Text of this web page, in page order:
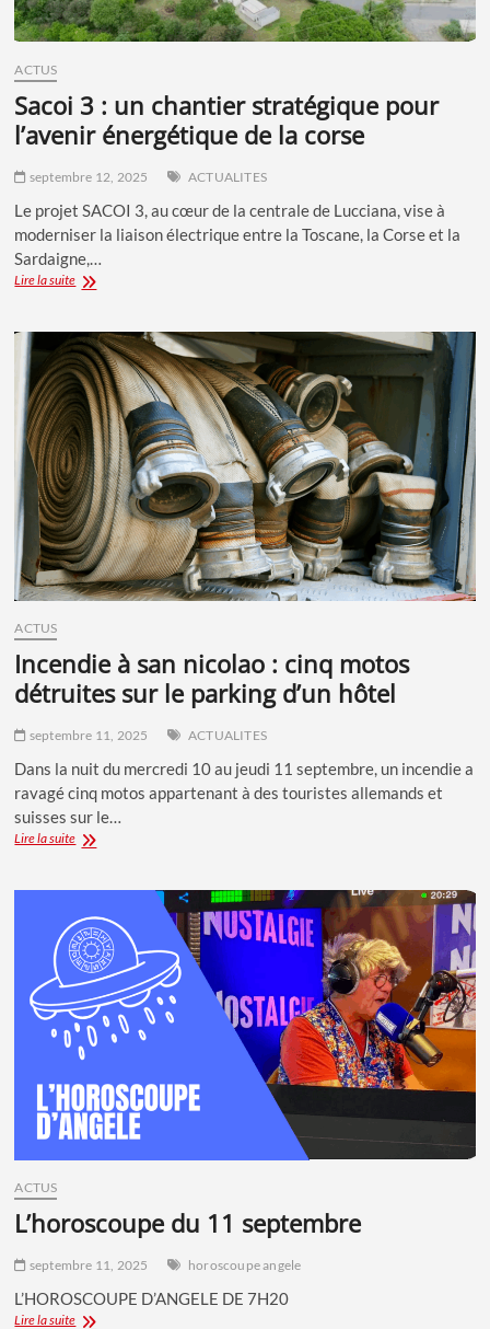
ACTUS
sacoi 3 : un chantier stratégique pour
l’avenir énergétique de la corse
septembre 12, 2025 ACTUALITES
Le projet SACOI 3, au cœur de la centrale de Lucciana, vise à
moderniser la liaison électrique entre la Toscane, la Corse et la
Sardaigne,…
Lire la suiteSACOI
UN
CHANTIER
STRATÉGIQUE
POUR
L’AVENIR
ÉNERGÉTIQUE
DE
LA
CORSE
ACTUS
incendie à san nicolao : cinq motos
détruites sur le parking d’un hôtel
septembre 11, 2025 ACTUALITES
Dans la nuit du mercredi 10 au jeudi 11 septembre, un incendie a
ravagé cinq motos appartenant à des touristes allemands et
suisses sur le…
Lire la suiteINCENDIE
:
CINQ
MOTOS
DÉTRUITES
SUR
LE
PARKING
D’UN
ACTUS
l’horoscoupe du 11 septembre
septembre 11, 2025 horoscoupe angele
L’HOROSCOUPE D’ANGELE DE 7H20
Lire la suiteL’HOROSCOUPE